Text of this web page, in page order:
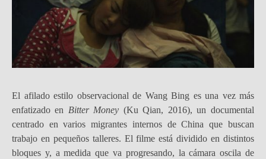
El afilado estilo observacional de Wang Bing es una vez más
enfatizado en Bitter Money (Ku Qian, 2016), un documental
centrado en varios migrantes internos de China que buscan
trabajo en pequeños talleres. El filme está dividido en distintos
bloques y, a medida que va progresando, la cámara oscila de